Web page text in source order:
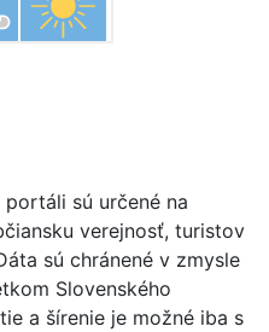
sú určené na
verejnosť, turistov
sú chránené v zmysle
Slovenského
a šírenie je možné iba s